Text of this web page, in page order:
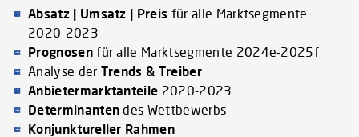
Absatz | Umsatz | Preis für alle Marktsegmente
2020-2023
Prognosenfür alle Marktsegmente 2024e-2025f
Analyse der Trends & Treiber
Anbietermarktanteile 2020-2023
Determinantendes Wettbewerbs
Konjunktureller Rahmen